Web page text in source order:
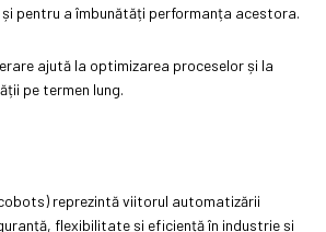
pentru a îmbunătăți performanța acestora.
ajută la optimizarea proceselor și la
pe termen lung.
reprezintă viitorul automatizării
flexibilitate și eficiență în industrie și